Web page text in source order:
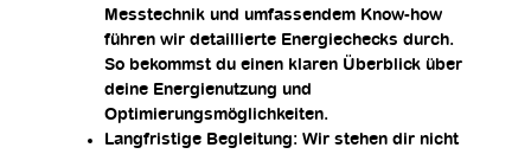
Messtechnik und umfassendem Know-how
führen wir detaillierte Energiechecks durch.
So bekommst du einen klaren Überblick über
deine Energienutzung und
Optimierungsmöglichkeiten.
Langfristige Begleitung: Wir stehen dir nicht